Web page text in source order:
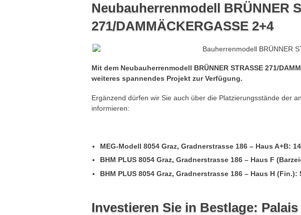
Neubauherrenmodell BRÜNNER
271/DAMMÄCKERGASSE 2+4
Mit dem Neubauherrenmodell BRÜNNER STRASSE 271/
weiteres spannendes Projekt zur Verfügung.
Ergänzend dürfen wir Sie auch über die Platzierungsstände der
informieren:
MEG-Modell 8054 Graz, Gradnerstrasse 186 – Haus A+B:
BHM PLUS 8054 Graz, Gradnerstrasse 186 – Haus F
BHM PLUS 8054 Graz, Gradnerstrasse 186 – Haus H (Fin.):
Investieren Sie in Bestlage: Palais